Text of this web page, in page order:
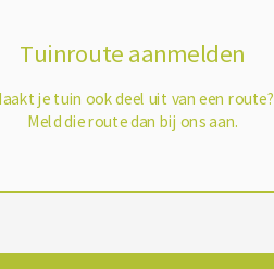
Tuinroute aanmelden
je tuin ook deel uit van een route?
Meld die route dan bij ons aan.